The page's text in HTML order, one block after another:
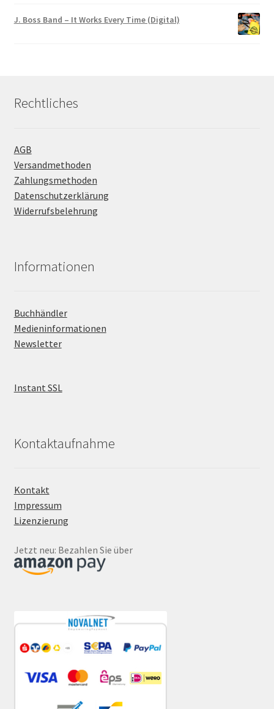
J. Boss Band – It Works Every Time (Digital)
Rechtliches
AGB
Versandmethoden
Zahlungsmethoden
Datenschutzerklärung
Widerrufsbelehrung
Informationen
Buchhändler
Medieninformationen
Newsletter
Instant SSL
Kontaktaufnahme
Kontakt
Impressum
Lizenzierung
Jetzt neu: Bezahlen Sie über